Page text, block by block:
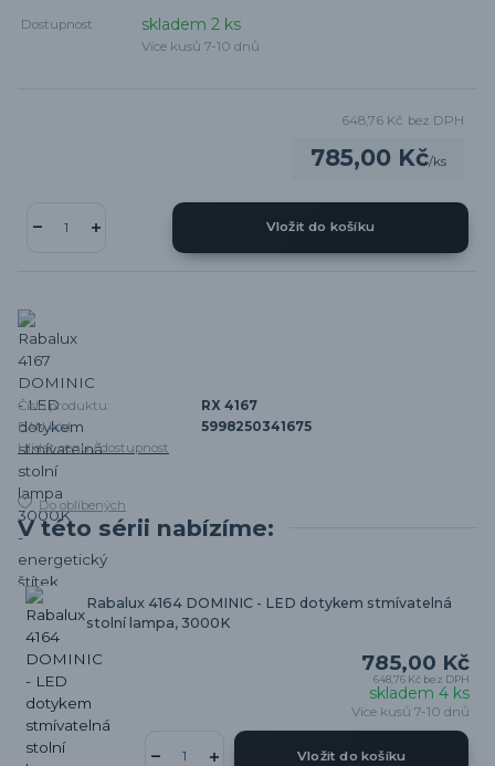
Dostupnost skladem 2 ks
Více kusů 7-10 dnů
785,00 Kč/ks
648,76 Kč bez DPH
Vložit do košíku
Číslo produktu:
RX 4167
EAN kód:
5998250341675
Hlídat cenu / dostupnost
Do oblíbených
V této sérii nabízíme:
Rabalux 4164 DOMINIC - LED dotykem stmívatelná
stolní lampa, 3000K
785,00 Kč
648,76 Kč bez DPH
skladem 4 ks
Více kusů 7-10 dnů
Vložit do košíku